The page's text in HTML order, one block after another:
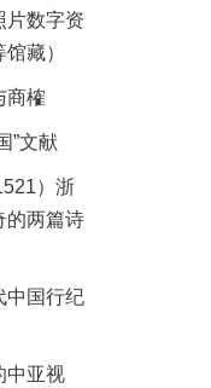
片数字资
藏）
商榷
”文献
）浙
两篇诗
中国行纪
中亚视